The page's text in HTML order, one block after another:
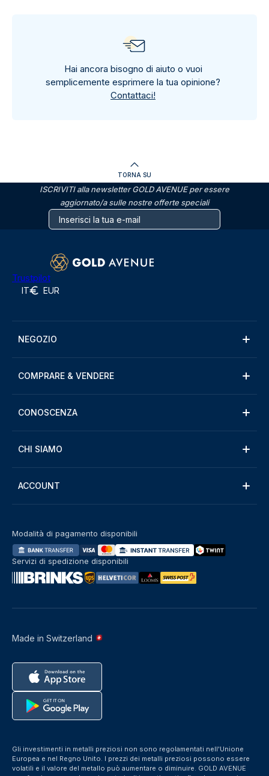
Hai ancora bisogno di aiuto o vuoi
semplicemente esprimere la tua opinione?
Contattaci!
TORNA SU
ISCRIVITI alla newsletter GOLD AVENUE per essere
aggiornato/a sulle nostre offerte speciali
Trustpilot
IT EUR
NEGOZIO
COMPRARE & VENDERE
CONOSCENZA
CHI SIAMO
ACCOUNT
Made in Switzerland
Modalità di pagamento disponibili
Servizi di spedizione disponibili
Gli investimenti in metalli preziosi non sono regolamentati nell'Unione
Europea e nel Regno Unito. I prezzi dei metalli preziosi possono essere
volatili e il valore del metallo può aumentare o diminuire. GOLD AVENUE